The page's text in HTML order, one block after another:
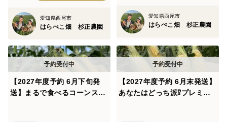
今年も暑さが厳しくなる予想ですので、お届け後はすぐ
に冷蔵庫で保存し、美味しいうちにお召し上がりくださ
▼自己紹介
愛知県西尾市のはらぺこ畑 杉正農園の杉浦正人です。
愛知県西尾市
はらぺこ畑 杉正農園
愛知県西尾市
はらぺこ畑 杉正農園
【2027年度予約 6月下旬発
送】まるで食べるコーンスー
【2027年度予約 6月末発送】
あなたはどっち派⁉️プレミア